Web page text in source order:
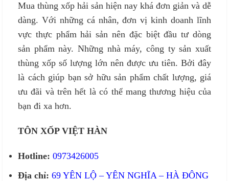
Mua thùng xốp hải sản hiện nay khá đơn giản và dễ
dàng. Với những cá nhân, đơn vị kinh doanh lĩnh
vực thực phẩm hải sản nên đặc biệt đầu tư dòng
sản phẩm này. Những nhà máy, công ty sản xuất
thùng xốp số lượng lớn nên được ưu tiên. Bởi đây
là cách giúp bạn sở hữu sản phẩm chất lượng, giá
ưu đãi và trên hết là có thể mang thương hiệu của
bạn đi xa hơn.
TÔN XỐP VIỆT HÀN
Hotline: 0973426005
Địa chỉ: 69 YÊN LỘ – YÊN NGHĨA – HÀ ĐÔNG